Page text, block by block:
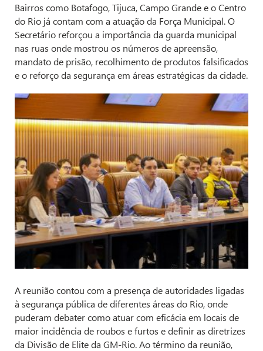
Bairros como Botafogo, Tijuca, Campo Grande e o Centro
do Rio já contam com a atuação da Força Municipal. O
Secretário reforçou a importância da guarda municipal
nas ruas onde mostrou os números de apreensão,
mandato de prisão, recolhimento de produtos falsificados
e o reforço da segurança em áreas estratégicas da cidade.
A reunião contou com a presença de autoridades ligadas
à segurança pública de diferentes áreas do Rio, onde
puderam debater como atuar com eficácia em locais de
maior incidência de roubos e furtos e definir as diretrizes
da Divisão de Elite da GM-Rio. Ao término da reunião,